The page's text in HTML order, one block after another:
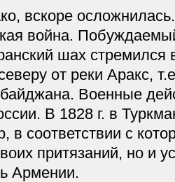
вскоре
война.
шах стремился
от реки Аракс,
Военные
В 1828 г. в
в соответствии с
притязаний, но и
Армении.